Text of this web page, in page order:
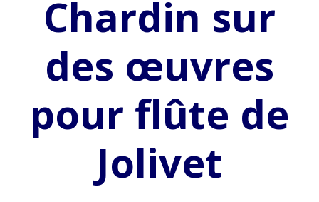
Chardin sur
des œuvres
pour flûte de
Jolivet